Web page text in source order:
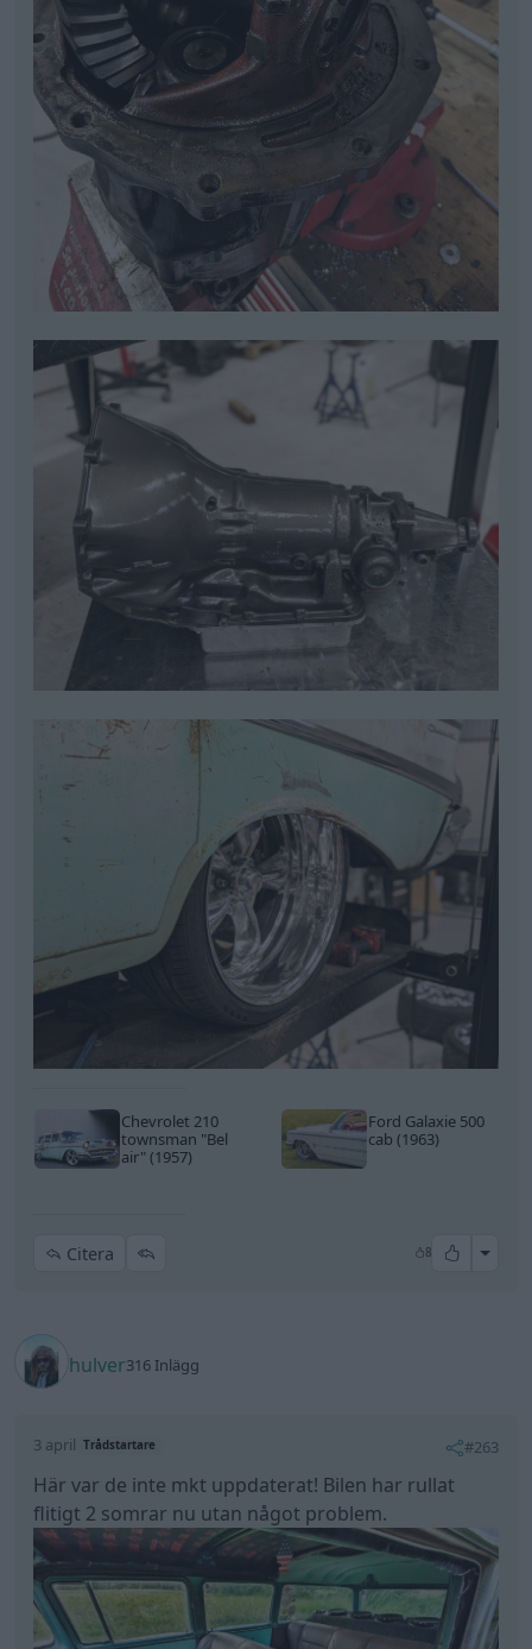
Chevrolet 210
townsman "Bel
air"(1957)
Ford Galaxie 500
cab (1963)
Citera 8 All
hulver316 Inlägg
3 april Trådstartare #263
Här var de inte mkt uppdaterat! Bilen har rullat
flitigt 2 somrar nu utan något problem.